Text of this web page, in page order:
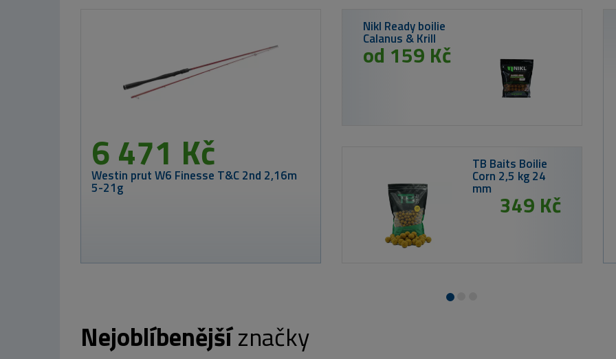
MIVARDI Prut Entrix 360H 3,6m 12ft 3lb
1 999 Kč
Nejoblíbenějšíznačky